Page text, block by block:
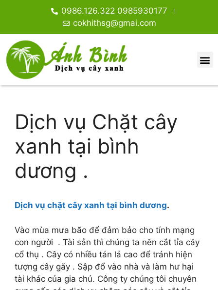
0986.126.322 0985930177
cokhithsg@gmai.com
Dịch vụ Chặt cây
xanh tại bình
dương .
Dịch vụ chặt cây xanh tại bình dương.
Vào mùa mưa bão để đảm bảo cho tính mạng
con người . Tài sản thì chúng ta nên cắt tỉa cây
cổ thụ . Cây có nhiều tán lá cao để tránh hiện
tượng cây gãy . Sập đổ vào nhà và làm hư hại
tài khác của gia chủ. Công ty chúng tôi chuyên